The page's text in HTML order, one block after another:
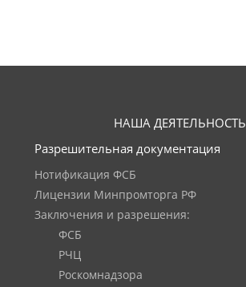
НАША ДЕЯТЕЛЬНОСТЬ
Разрешительная документация
Нотификация ФСБ
Лицензии Минпромторга РФ
Заключения и разрешения:
ФСБ
РЧЦ
Роскомнадзора